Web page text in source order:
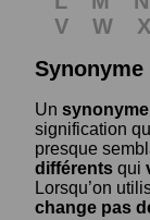
V
W X
Un synonyme
signification
presque
différents qui
Lorsqu’on
change pas